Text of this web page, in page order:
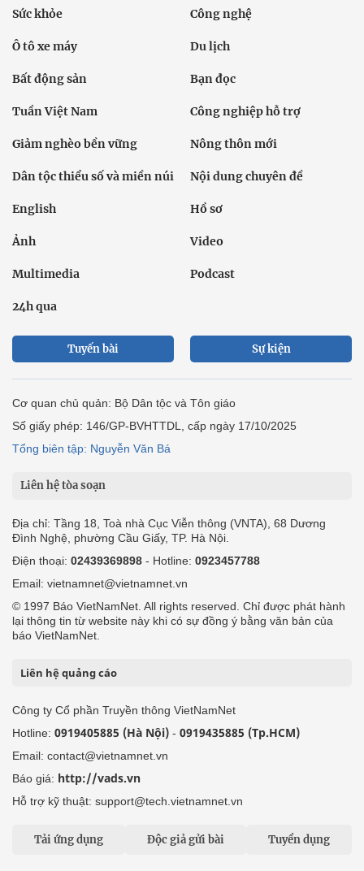
Sức khỏe Công nghệ
Ô tô xe máy Du lịch
Bất động sản Bạn đọc
Tuần Việt Nam Công nghiệp hỗ trợ
Giảm nghèo bền vững Nông thôn mới
Dân tộc thiểu số và miền núi Nội dung chuyên đề
English Hồ sơ
Ảnh Video
Multimedia Podcast
24h qua
Tuyến bài Sự kiện
Cơ quan chủ quản: Bộ Dân tộc và Tôn giáo
Số giấy phép: 146/GP-BVHTTDL, cấp ngày 17/10/2025
Tổng biên tập: Nguyễn Văn Bá
Liên hệ tòa soạn
Địa chỉ: Tầng 18, Toà nhà Cục Viễn thông (VNTA), 68 Dương
Đình Nghệ, phường Cầu Giấy, TP. Hà Nội.
Điện thoại: 02439369898 - Hotline: 0923457788
Email: vietnamnet@vietnamnet.vn
© 1997 Báo VietNamNet. All rights reserved. Chỉ được phát hành
lại thông tin từ website này khi có sự đồng ý bằng văn bản của
báo VietNamNet.
Liên hệ quảng cáo
Công ty Cổ phần Truyền thông VietNamNet
Hotline: 0919405885 (Hà Nội) - 0919435885 (Tp.HCM)
Email: contact@vietnamnet.vn
Báo giá: http://vads.vn
Hỗ trợ kỹ thuật: support@tech.vietnamnet.vn
Tải ứng dụng Độc giả gửi bài Tuyển dụng